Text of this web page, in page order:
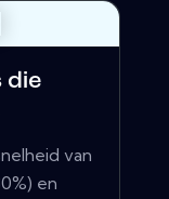
die
van
en